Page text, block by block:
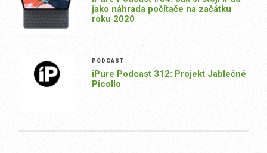
jako náhrada počítače na začátku
roku 2020
PODCAST
iPure Podcast 312: Projekt Jablečné
Picollo